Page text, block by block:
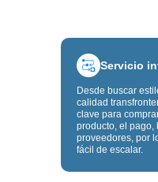
Servicio
Desde buscar
calidad
clave para
producto, el pago,
proveedores, por
fácil de escalar.